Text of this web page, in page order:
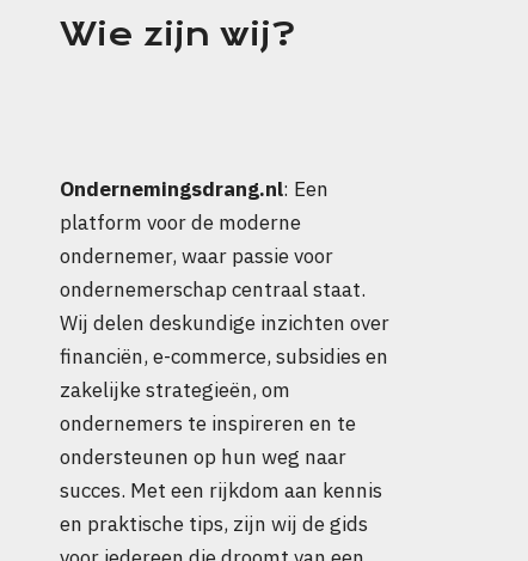
Wie zijn wij?
Ondernemingsdrang.nl: Een
platform voor de moderne
ondernemer, waar passie voor
ondernemerschap centraal staat.
Wij delen deskundige inzichten over
financiën, e-commerce, subsidies en
zakelijke strategieën, om
ondernemers te inspireren en te
ondersteunen op hun weg naar
succes. Met een rijkdom aan kennis
en praktische tips, zijn wij de gids